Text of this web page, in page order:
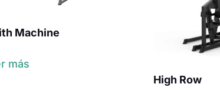
Machine
más
High Row